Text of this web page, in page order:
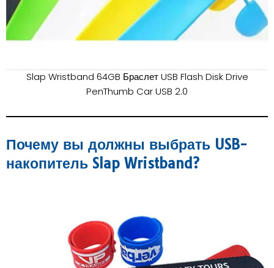
Slap Wristband 64GB Браслет USB Flash Disk Drive
PenThumb Car USB 2.0
Почему вы должны выбрать USB-
накопитель Slap Wristband?